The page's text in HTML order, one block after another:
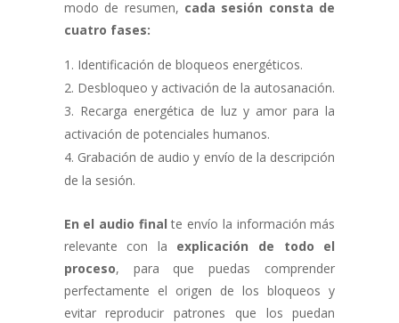
modo de resumen, cada sesión consta de
cuatro fases:
Identificación de bloqueos energéticos.
Desbloqueo y activación de la autosanación.
Recarga energética de luz y amor para la
activación de potenciales humanos.
Grabación de audio y envío de la descripción
de la sesión.
En el audio final te envío la información más
relevante con la explicación de todo el
proceso, para que puedas comprender
perfectamente el origen de los bloqueos y
evitar reproducir patrones que los puedan